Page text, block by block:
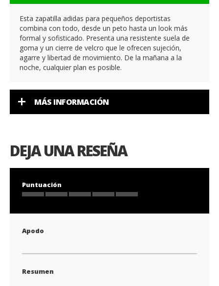
Esta zapatilla adidas para pequeños deportistas
combina con todo, desde un peto hasta un look más
formal y sofisticado. Presenta una resistente suela de
goma y un cierre de velcro que le ofrecen sujeción,
agarre y libertad de movimiento. De la mañana a la
noche, cualquier plan es posible.
MÁS INFORMACIÓN
DEJA UNA RESEÑA
Puntuación
star
stars
stars
stars
stars
Apodo
Resumen